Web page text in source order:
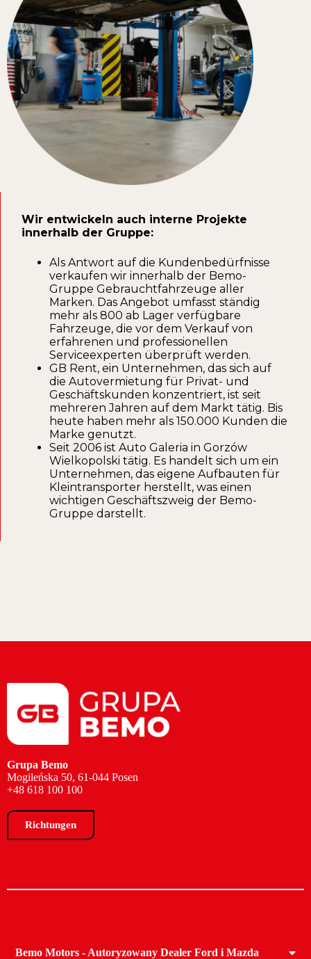
Wir entwickeln auch interne Projekte
innerhalb der Gruppe:
Als Antwort auf die Kundenbedürfnisse
verkaufen wir innerhalb der Bemo-
Gruppe Gebrauchtfahrzeuge aller
Marken. Das Angebot umfasst ständig
mehr als 800 ab Lager verfügbare
Fahrzeuge, die vor dem Verkauf von
erfahrenen und professionellen
Serviceexperten überprüft werden.
GB Rent, ein Unternehmen, das sich auf
die Autovermietung für Privat- und
Geschäftskunden konzentriert, ist seit
mehreren Jahren auf dem Markt tätig. Bis
heute haben mehr als 150.000 Kunden die
Marke genutzt.
Seit 2006 ist Auto Galeria in Gorzów
Wielkopolski tätig. Es handelt sich um ein
Unternehmen, das eigene Aufbauten für
Kleintransporter herstellt, was einen
wichtigen Geschäftszweig der Bemo-
Gruppe darstellt.
Grupa Bemo
Mogileńska 50, 61-044 Posen
+48 618 100 100
Richtungen
Bemo Motors - Autoryzowany Dealer Ford i Mazda